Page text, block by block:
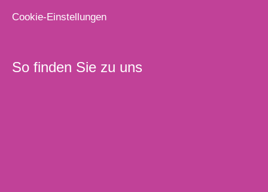
Cookie-Einstellungen
So finden Sie zu uns